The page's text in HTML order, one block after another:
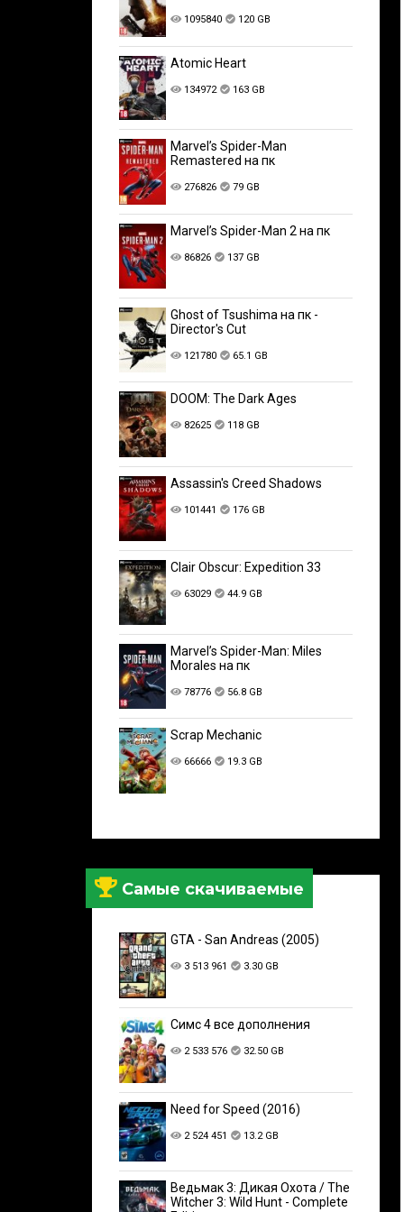
1095840 120 GB
Atomic Heart
134972 163 GB
Marvel’s Spider-Man
Remastered на пк
276826 79 GB
Marvel’s Spider-Man 2 на пк
86826 137 GB
Ghost of Tsushima на пк -
Director's Cut
121780 65.1 GB
DOOM: The Dark Ages
82625 118 GB
Assassin's Creed Shadows
101441 176 GB
Clair Obscur: Expedition 33
63029 44.9 GB
Marvel’s Spider-Man: Miles
Morales на пк
78776 56.8 GB
Scrap Mechanic
66666 19.3 GB
Самые скачиваемые
GTA - San Andreas (2005)
3 513 961 3.30 GB
Симс 4 все дополнения
2 533 576 32.50 GB
Need for Speed (2016)
2 524 451 13.2 GB
Ведьмак 3: Дикая Охота / The
Witcher 3: Wild Hunt - Complete